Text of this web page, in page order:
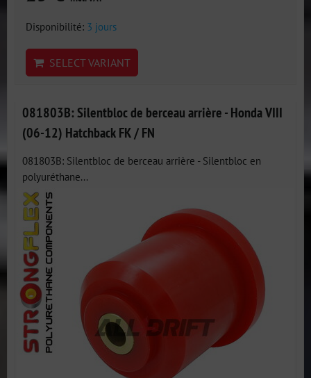
Disponibilité: 3 jours
SELECT VARIANT
081803B: Silentbloc de berceau arrière - Honda VIII
(06-12) Hatchback FK / FN
081803B: Silentbloc de berceau arrière - Silentbloc en
polyuréthane...